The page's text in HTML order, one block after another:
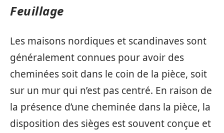
Feuillage
Les maisons nordiques et scandinaves sont
généralement connues pour avoir des
cheminées soit dans le coin de la pièce, soit
sur un mur qui n’est pas centré. En raison de
la présence d’une cheminée dans la pièce, la
disposition des sièges est souvent conçue et